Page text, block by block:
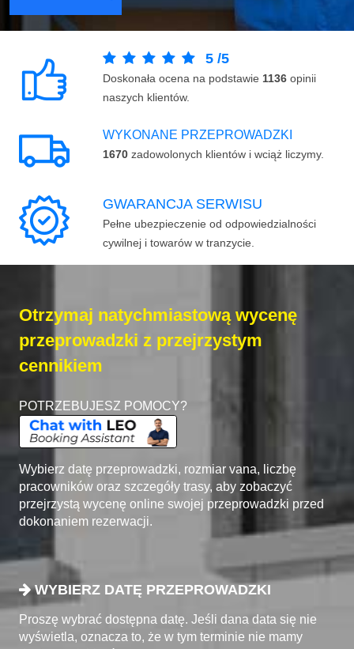
5 /5
Doskonała ocena na podstawie 1136 opinii
naszych klientów.
WYKONANE PRZEPROWADZKI
1670 zadowolonych klientów i wciąż liczymy.
GWARANCJA SERWISU
Pełne ubezpieczenie od odpowiedzialności
cywilnej i towarów w tranzycie.
Otrzymaj natychmiastową wycenę
przeprowadzki z przejrzystym
cennikiem
POTRZEBUJESZ POMOCY?
Wybierz datę przeprowadzki, rozmiar vana, liczbę
pracowników oraz szczegóły trasy, aby zobaczyć
przejrzystą wycenę online swojej przeprowadzki przed
dokonaniem rezerwacji.
WYBIERZ DATĘ PRZEPROWADZKI
Proszę wybrać dostępna datę. Jeśli dana data się nie
wyświetla, oznacza to, że w tym terminie nie mamy